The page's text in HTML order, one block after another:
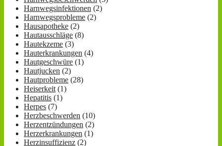
Harnwegsinfektionen (2)
Harnwegsprobleme (2)
Hausapotheke (2)
Hautausschläge (8)
Hautekzeme (3)
Hauterkrankungen (4)
Hautgeschwüre (1)
Hautjucken (2)
Hautprobleme (28)
Heiserkeit (1)
Hepatitis (1)
Herpes (7)
Herzbeschwerden (10)
Herzentzündungen (2)
Herzerkrankungen (1)
Herzinsuffizienz (2)